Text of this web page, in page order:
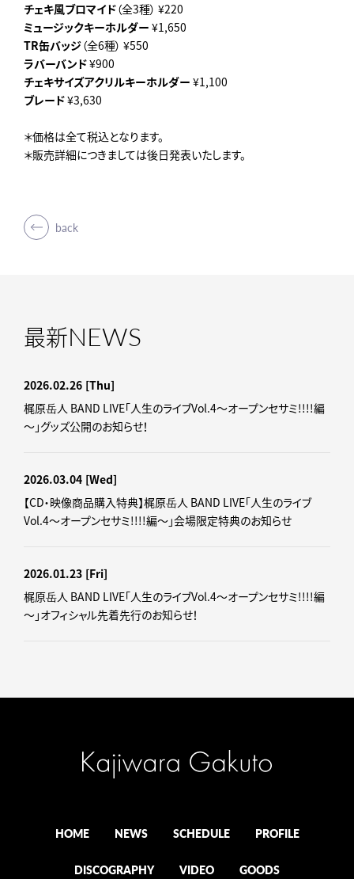
チェキ風ブロマイド（全3種） ¥220
ミュージックキーホルダー ¥1,650
TR缶バッジ（全6種） ¥550
ラバーバンド¥900
チェキサイズアクリルキーホルダー ¥1,100
ブレード¥3,630
＊価格は全て税込となります。
＊販売詳細につきましては後日発表いたします。
back
最新NEWS
2026.02.26 [Thu]
梶原岳人 BAND LIVE「人生のライブVol.4～オープンセサミ!!!!編
～」グッズ公開のお知らせ！
2026.03.04 [Wed]
【CD・映像商品購入特典】梶原岳人 BAND LIVE「人生のライブ
Vol.4～オープンセサミ!!!!編～」会場限定特典のお知らせ
2026.01.23 [Fri]
梶原岳人 BAND LIVE「人生のライブVol.4～オープンセサミ!!!!編
～」オフィシャル先着先行のお知らせ！
HOME NEWS SCHEDULE PROFILE
DISCOGRAPHY VIDEO GOODS